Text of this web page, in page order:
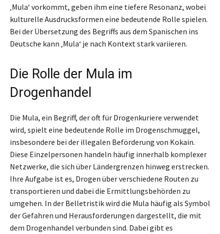
‚Mula‘ vorkommt, geben ihm eine tiefere Resonanz, wobei
kulturelle Ausdrucksformen eine bedeutende Rolle spielen.
Bei der Übersetzung des Begriffs aus dem Spanischen ins
Deutsche kann ‚Mula‘ je nach Kontext stark variieren.
Die Rolle der Mula im
Drogenhandel
Die Mula, ein Begriff, der oft für Drogenkuriere verwendet
wird, spielt eine bedeutende Rolle im Drogenschmuggel,
insbesondere bei der illegalen Beförderung von Kokain.
Diese Einzelpersonen handeln häufig innerhalb komplexer
Netzwerke, die sich über Ländergrenzen hinweg erstrecken.
Ihre Aufgabe ist es, Drogen über verschiedene Routen zu
transportieren und dabei die Ermittlungsbehörden zu
umgehen. In der Belletristik wird die Mula häufig als Symbol
der Gefahren und Herausforderungen dargestellt, die mit
dem Drogenhandel verbunden sind. Dabei gibt es